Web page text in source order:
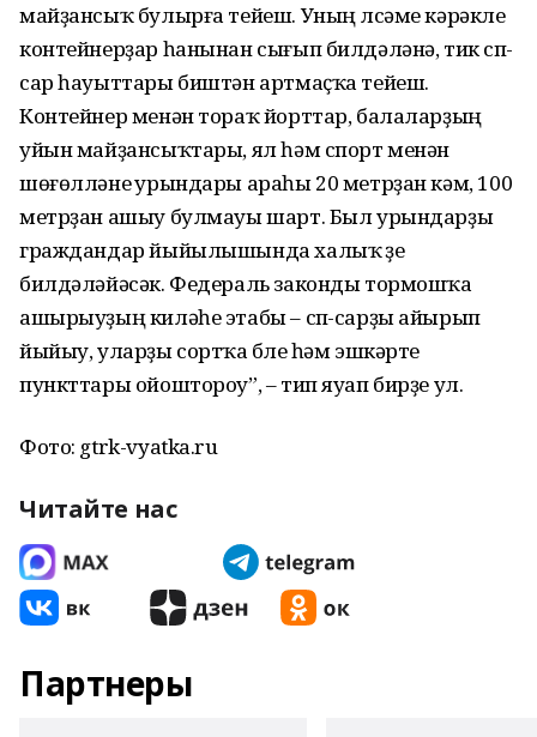
майҙансыҡ булырға тейеш. Уның үлсәме кәрәкле
контейнерҙар һанынан сығып билдәләнә, тик сүп-
сар һауыттары биштән артмаҫҡа тейеш.
Контейнер менән тораҡ йорттар, балаларҙың
уйын майҙансыҡтары, ял һәм спорт менән
шөғөлләнеү урындары араһы 20 метрҙан кәм, 100
метрҙан ашыу булмауы шарт. Был урындарҙы
граждандар йыйылышында халыҡ үҙе
билдәләйәсәк. Федераль законды тормошҡа
ашырыуҙың киләһе этабы – сүп-сарҙы айырып
йыйыу, уларҙы сортҡа бүлеү һәм эшкәртеү
пункттары ойоштороу”, – тип яуап бирҙе ул.
Фото: gtrk-vyatka.ru
Читайте нас
Партнеры